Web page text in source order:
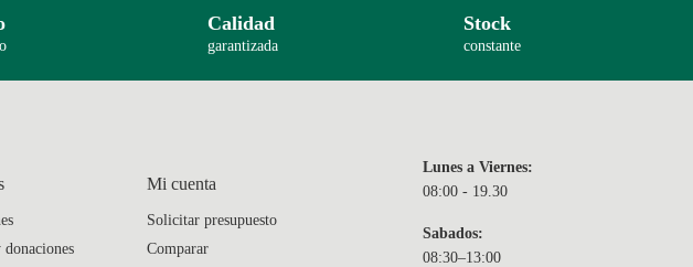
Calidad
garantizada
Stock
constante
donaciones
Mi cuenta
Solicitar presupuesto
Comparar
Lunes a Viernes:
08:00 - 19.30
Sabados:
08:30–13:00